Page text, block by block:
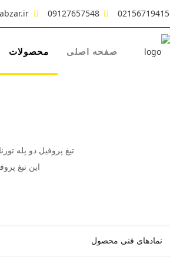
02156719415
09127657548
صفحه اصلی محصولات
تیغ پروفیل دو پله
این تیغ پروفیل
نمادهای فنی محصول